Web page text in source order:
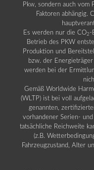
Pkw, sondern auch vom
Faktoren abhängig.
Es werden nur die CO2 -
Betrieb des PKW
Produktion und
bzw. der
werden bei der
Gemäß Worldwide
(WLTP) ist bei voll
genannten,
vorhandener Serien-
tatsächliche Reichweite
(z.B.
Fahrzeugzustand, Alter